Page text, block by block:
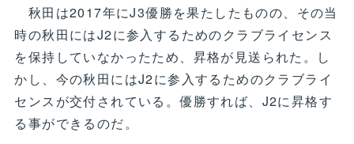
秋田は2017年にJ3優勝を果たしたものの、その当
時の秋田にはJ2に参入するためのクラブライセンス
を保持していなかったため、昇格が見送られた。し
かし、今の秋田にはJ2に参入するためのクラブライ
センスが交付されている。優勝すれば、J2に昇格す
る事ができるのだ。